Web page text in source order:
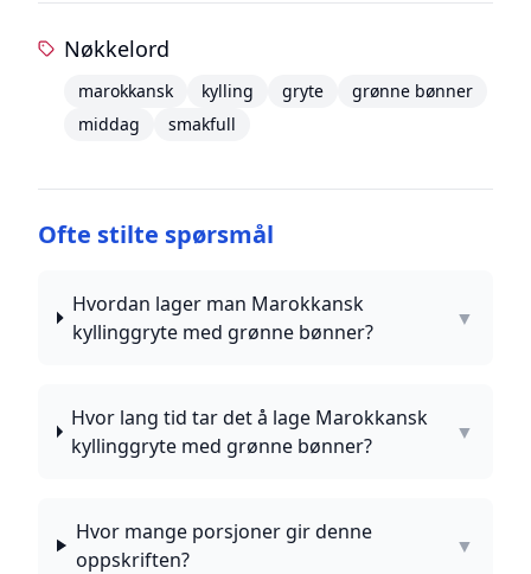
Nøkkelord
marokkansk kylling gryte
grønne bønner
middag
smakfull
Ofte stilte spørsmål
Hvordan lager man Marokkansk
kyllinggryte med grønne bønner?
▼
Hvor lang tid tar det å lage Marokkansk
kyllinggryte med grønne bønner?
▼
Hvor mange porsjoner gir denne
oppskriften?
▼